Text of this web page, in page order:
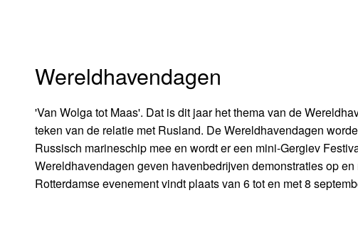
Wereldhavendagen
'Van Wolga tot Maas'. Dat is dit jaar het thema van de
teken van de relatie met Rusland. De Wereldhavendagen
Russisch marineschip mee en wordt er een mini-Gergiev
Wereldhavendagen geven havenbedrijven demonstraties op
Rotterdamse evenement vindt plaats van 6 tot en met 8